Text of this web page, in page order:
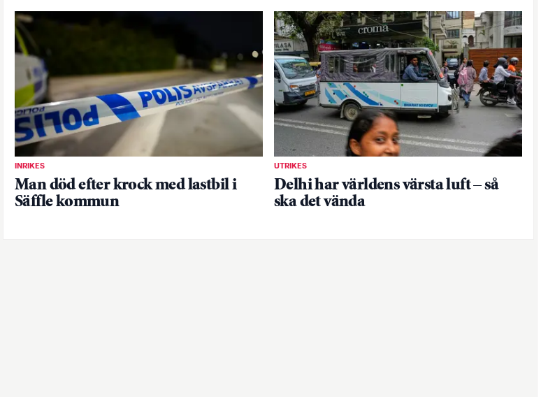
INRIKES
Man död efter krock med lastbil i
Säffle kommun
UTRIKES
Delhi har världens värsta luft – så
ska det vända